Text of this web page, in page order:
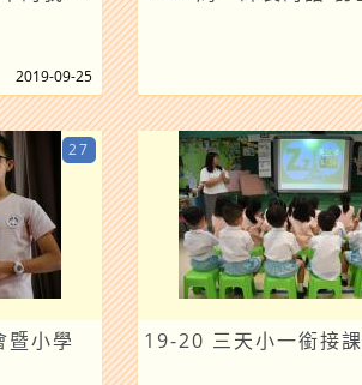
2019-09-25
暨小學
27
19-20 三天小一銜接